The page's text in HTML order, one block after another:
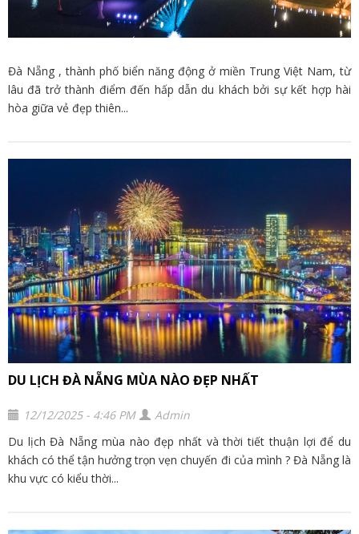
Đà Nẵng , thành phố biển năng động ở miền Trung Việt Nam, từ
lâu đã trở thành điểm đến hấp dẫn du khách bởi sự kết hợp hài
hòa giữa vẻ đẹp thiên...
DU LỊCH ĐÀ NẴNG MÙA NÀO ĐẸP NHẤT
12/12/2025 - 4:46 PM
Admin
Du lịch Đà Nẵng mùa nào đẹp nhất và thời tiết thuận lợi để du
khách có thể tận hưởng trọn vẹn chuyến đi của mình ? Đà Nẵng là
khu vực có kiểu thời...